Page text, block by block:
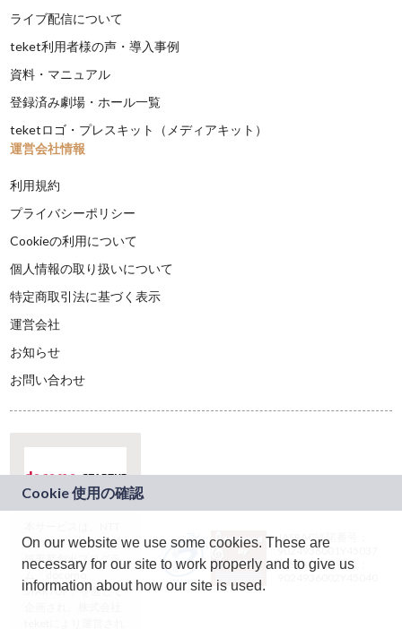
ライブ配信について
teket利用者様の声・導入事例
資料・マニュアル
登録済み劇場・ホール一覧
teketロゴ・プレスキット（メディアキット）
運営会社情報
利用規約
プライバシーポリシー
Cookieの利用について
個人情報の取り扱いについて
特定商取引法に基づく表示
運営会社
お知らせ
お問い合わせ
ドコモグループの新
規事業創出プログラ
ム「docomo
STARTUP」を通じて
JASRAC許諾番号：
9024936001Y45037
JASRAC許諾番号：
On our website we use some cookies. These are
necessary for our site to work properly and to give us
information about how our site is used.